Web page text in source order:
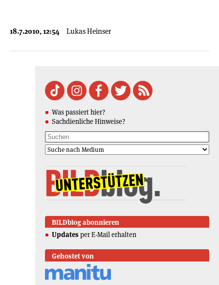
18.7.2010, 12:54 Lukas Heinser
Was passiert hier?
Sachdienliche Hinweise?
BILDblog abonnieren
Updates per E-Mail erhalten
Gehostet von